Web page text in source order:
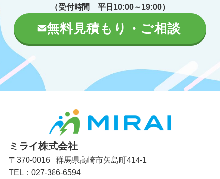
（受付時間 平日10:00～19:00）
無料見積もり・ご相談
ミライ株式会社
〒370-0016 群馬県高崎市矢島町414-1
TEL：027-386-6594